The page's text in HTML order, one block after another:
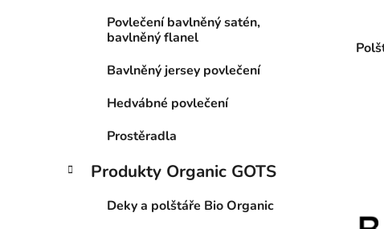
Povlečení bavlněný satén,
bavlněný flanel
Bavlněný jersey povlečení
Hedvábné povlečení
Prostěradla
Produkty Organic GOTS
Deky a polštáře Bio Organic